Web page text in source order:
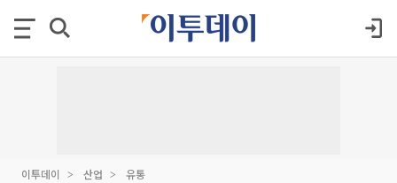
이투데이 산업 유통